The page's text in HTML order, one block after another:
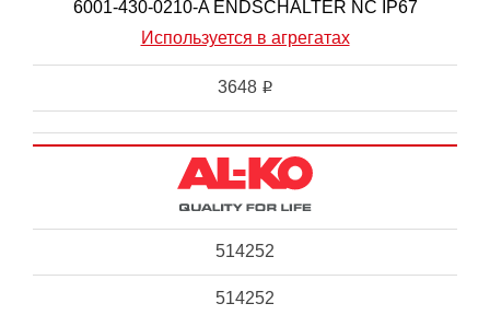
6001-430-0210-A ENDSCHALTER NC IP67
Используется в агрегатах
3648 i
514252
514252